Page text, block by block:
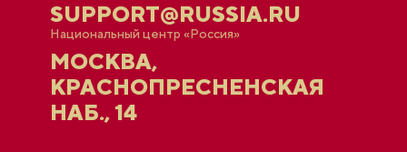
SUPPORT@RUSSIA.RU
Национальный центр «Россия»
МОСКВА,
КРАСНОПРЕСНЕНСКАЯ
НАБ., 14